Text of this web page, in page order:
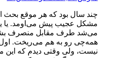
چند سال بود که هر موقع بحث
مشکل عجیب پیش می‌اومد. یا
می‌شد طرف مقابل منصرف بشه،
همه‌چی رو به هم می‌ریخت.
نیست، ولی وقتی دیدم که این